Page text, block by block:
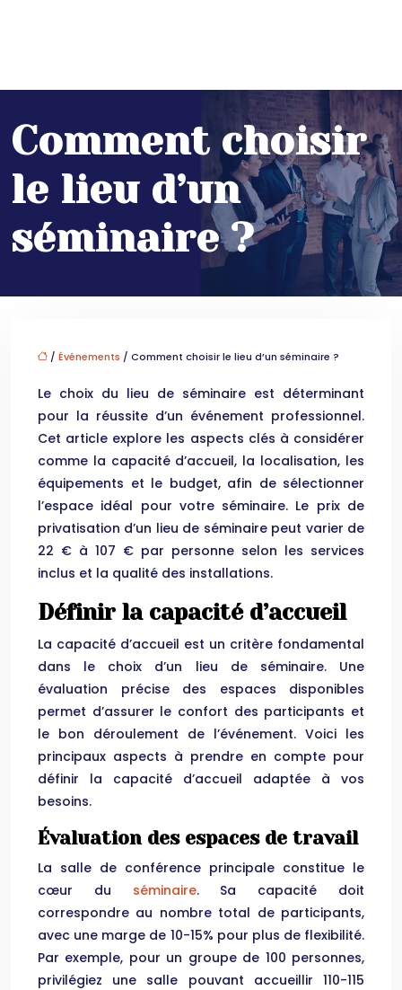
Comment choisir
le lieu d’un
séminaire ?
/ Événements / Comment choisir le lieu d’un séminaire ?
Le choix du lieu de séminaire est déterminant
pour la réussite d’un événement professionnel.
Cet article explore les aspects clés à considérer
comme la capacité d’accueil, la localisation, les
équipements et le budget, afin de sélectionner
l’espace idéal pour votre séminaire. Le prix de
privatisation d’un lieu de séminaire peut varier de
22 € à 107 € par personne selon les services
inclus et la qualité des installations.
Définir la capacité d’accueil
La capacité d’accueil est un critère fondamental
dans le choix d’un lieu de séminaire. Une
évaluation précise des espaces disponibles
permet d’assurer le confort des participants et
le bon déroulement de l’événement. Voici les
principaux aspects à prendre en compte pour
définir la capacité d’accueil adaptée à vos
besoins.
Évaluation des espaces de travail
La salle de conférence principale constitue le
cœur du séminaire. Sa capacité doit
correspondre au nombre total de participants,
avec une marge de 10-15% pour plus de flexibilité.
Par exemple, pour un groupe de 100 personnes,
privilégiez une salle pouvant accueillir 110-115